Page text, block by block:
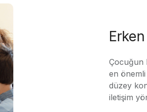
Çocuğun
en
düzey
iletişim